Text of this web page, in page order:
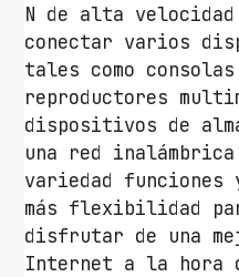
N de alta
conectar varios
tales como
reproductores
dispositivos de
una red
variedad funciones
más flexibilidad
disfrutar de una
Internet a la hora